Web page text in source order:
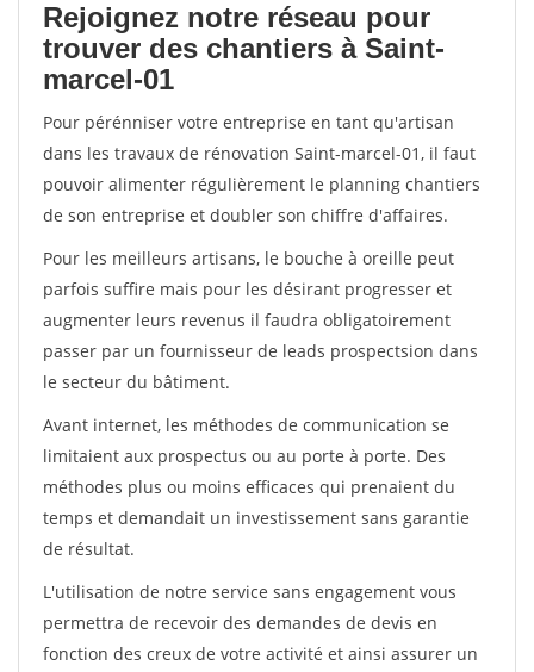
Rejoignez notre réseau pour
trouver des chantiers à Saint-
marcel-01
Pour pérénniser votre entreprise en tant qu'artisan
dans les travaux de rénovation Saint-marcel-01, il faut
pouvoir alimenter régulièrement le planning chantiers
de son entreprise et doubler son chiffre d'affaires.
Pour les meilleurs artisans, le bouche à oreille peut
parfois suffire mais pour les désirant progresser et
augmenter leurs revenus il faudra obligatoirement
passer par un fournisseur de leads prospectsion dans
le secteur du bâtiment.
Avant internet, les méthodes de communication se
limitaient aux prospectus ou au porte à porte. Des
méthodes plus ou moins efficaces qui prenaient du
temps et demandait un investissement sans garantie
de résultat.
L'utilisation de notre service sans engagement vous
permettra de recevoir des demandes de devis en
fonction des creux de votre activité et ainsi assurer un